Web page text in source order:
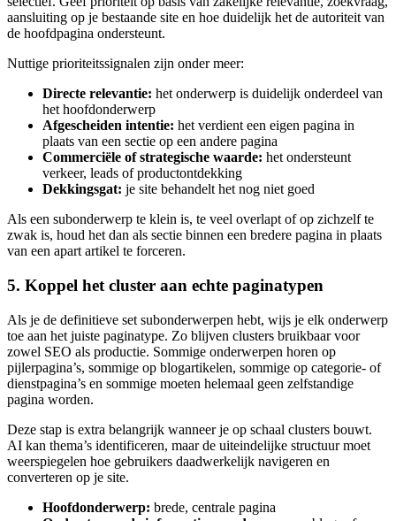
aansluiting op je bestaande site en hoe duidelijk het de autoriteit van
de hoofdpagina ondersteunt.
Nuttige prioriteitssignalen zijn onder meer:
Directe relevantie: het onderwerp is duidelijk onderdeel van
het hoofdonderwerp
Afgescheiden intentie: het verdient een eigen pagina in
plaats van een sectie op een andere pagina
Commerciële of strategische waarde: het ondersteunt
verkeer, leads of productontdekking
Dekkingsgat: je site behandelt het nog niet goed
Als een subonderwerp te klein is, te veel overlapt of op zichzelf te
zwak is, houd het dan als sectie binnen een bredere pagina in plaats
van een apart artikel te forceren.
5. Koppel het cluster aan echte paginatypen
Als je de definitieve set subonderwerpen hebt, wijs je elk onderwerp
toe aan het juiste paginatype. Zo blijven clusters bruikbaar voor
zowel SEO als productie. Sommige onderwerpen horen op
pijlerpagina’s, sommige op blogartikelen, sommige op categorie- of
dienstpagina’s en sommige moeten helemaal geen zelfstandige
pagina worden.
Deze stap is extra belangrijk wanneer je op schaal clusters bouwt.
AI kan thema’s identificeren, maar de uiteindelijke structuur moet
weerspiegelen hoe gebruikers daadwerkelijk navigeren en
converteren op je site.
Hoofdonderwerp: brede, centrale pagina